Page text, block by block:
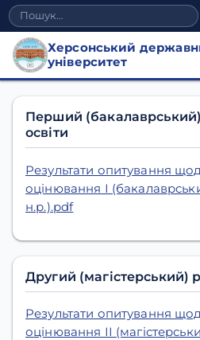
Херсонський
університет
Актуальні
Перший
освіти
Результати опитування
оцінювання І
н.р.).pdf
Другий (магістерський)
Результати опитування
оцінювання ІІ